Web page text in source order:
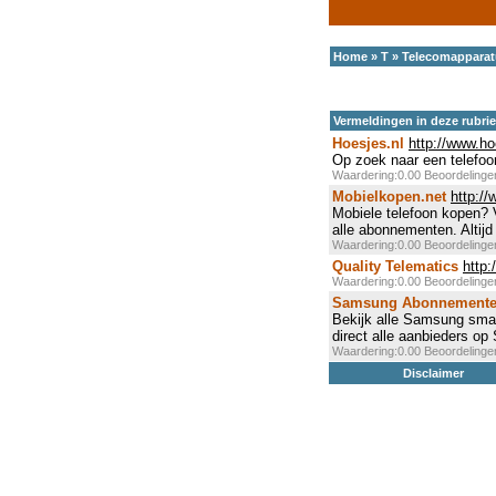
Home » T »
Vermeldingen in deze
Hoesjes.nl
http://
Op zoek naar een
Waardering:0.00
Mobielkopen.net http://
Mobiele telefoon
alle abonnementen.
Waardering:0.00
Quality Telematics
Waardering:0.00
Samsung
Bekijk alle Samsung
direct alle aanbieders op
Waardering:0.00
Disclaimer